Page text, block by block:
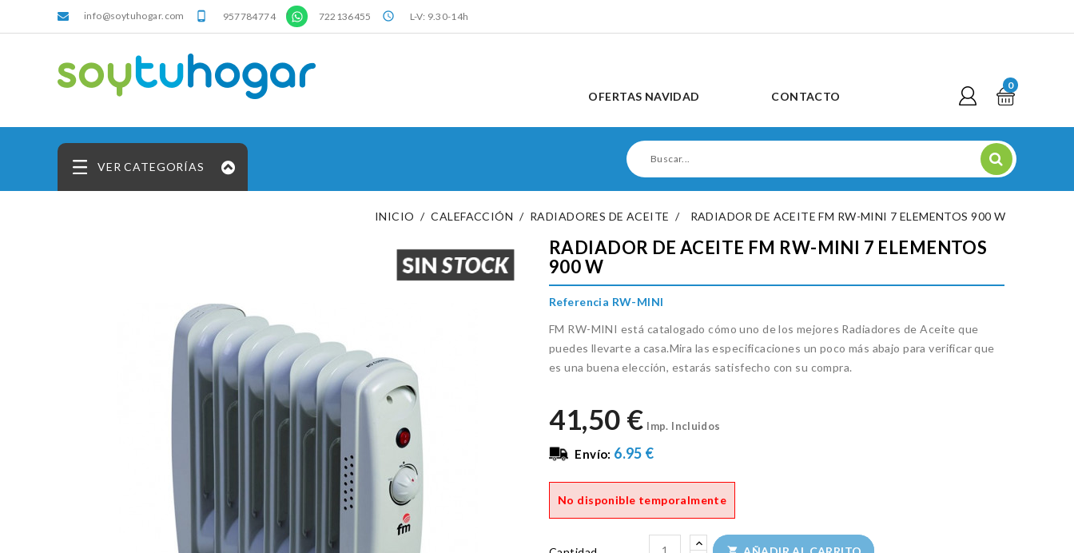
info@soytuhogar.com  957784774 ' 722136455 query_builder L-V: 9.30-14h
OFERTAS NAVIDAD CONTACTO
0
VER CATEGORÍAS
INICIO CALEFACCIÓN RADIADORES DE ACEITE RADIADOR DE ACEITE FM RW-MINI 7 ELEMENTOS 900 W
RADIADOR DE ACEITE FM RW-MINI 7 ELEMENTOS
900 W
Referencia RW-MINI
FM RW-MINI está catalogado cómo uno de los mejores Radiadores de Aceite que
puedes llevarte a casa.Mira las especificaciones un poco más abajo para verificar que
es una buena elección, estarás satisfecho con su compra.
41,50 € Imp. Incluidos
Envío: 6.95 €
No disponible temporalmente